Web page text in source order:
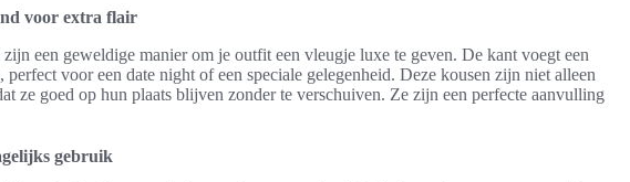
voor extra flair
een geweldige manier om je outfit een vleugje luxe te geven. De kant voegt een
perfect voor een date night of een speciale gelegenheid. Deze kousen zijn niet alleen
ze goed op hun plaats blijven zonder te verschuiven. Ze zijn een perfecte aanvulling
gebruik